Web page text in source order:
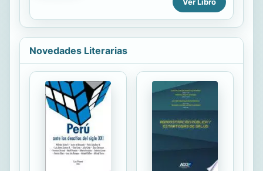
verano en la playa! Al final, solo
lamentamos las oportunidades que
no tomamos. Humillación.
lejos en Los Hamptons. Es lo que
necesito para sacudirme el dolor. Mi
mundo se está derrumbando a mi
alrededor, pero no puedo dejar de
pensar en ella. Su cuerpo. Su voz. La
forma en que me miraba antes de
esa entrevista. Mi mente sabe que
necesito mantenerme alejado, pero
mi corazón...
Novedades Literarias